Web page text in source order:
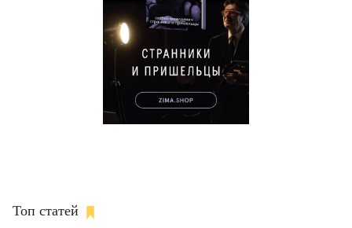
Топ статей